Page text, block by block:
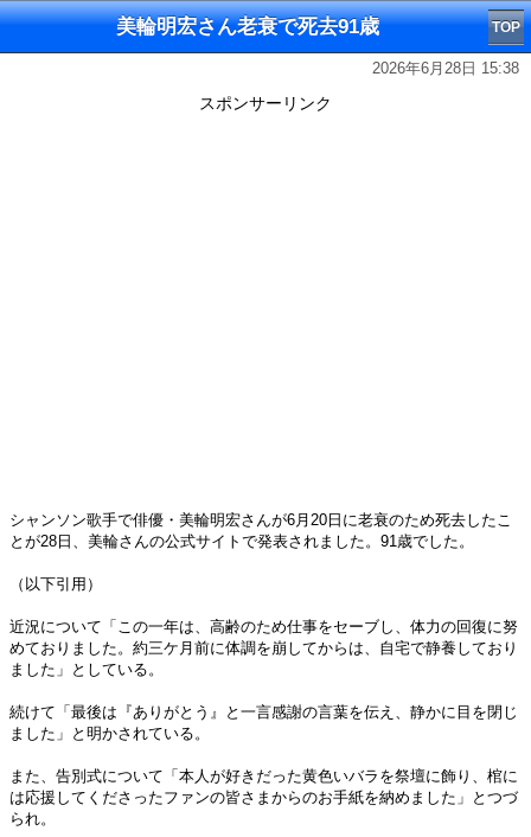
美輪明宏さん老衰で死去91歳 TOP
2026年6月28日 15:38
スポンサーリンク
シャンソン歌手で俳優・美輪明宏さんが6月20日に老衰のため死去したこ
とが28日、美輪さんの公式サイトで発表されました。91歳でした。
（以下引用）
近況について「この一年は、高齢のため仕事をセーブし、体力の回復に努
めておりました。約三ケ月前に体調を崩してからは、自宅で静養しており
ました」としている。
続けて「最後は『ありがとう』と一言感謝の言葉を伝え、静かに目を閉じ
ました」と明かされている。
また、告別式について「本人が好きだった黄色いバラを祭壇に飾り、棺に
は応援してくださったファンの皆さまからのお手紙を納めました」とつづ
られ。